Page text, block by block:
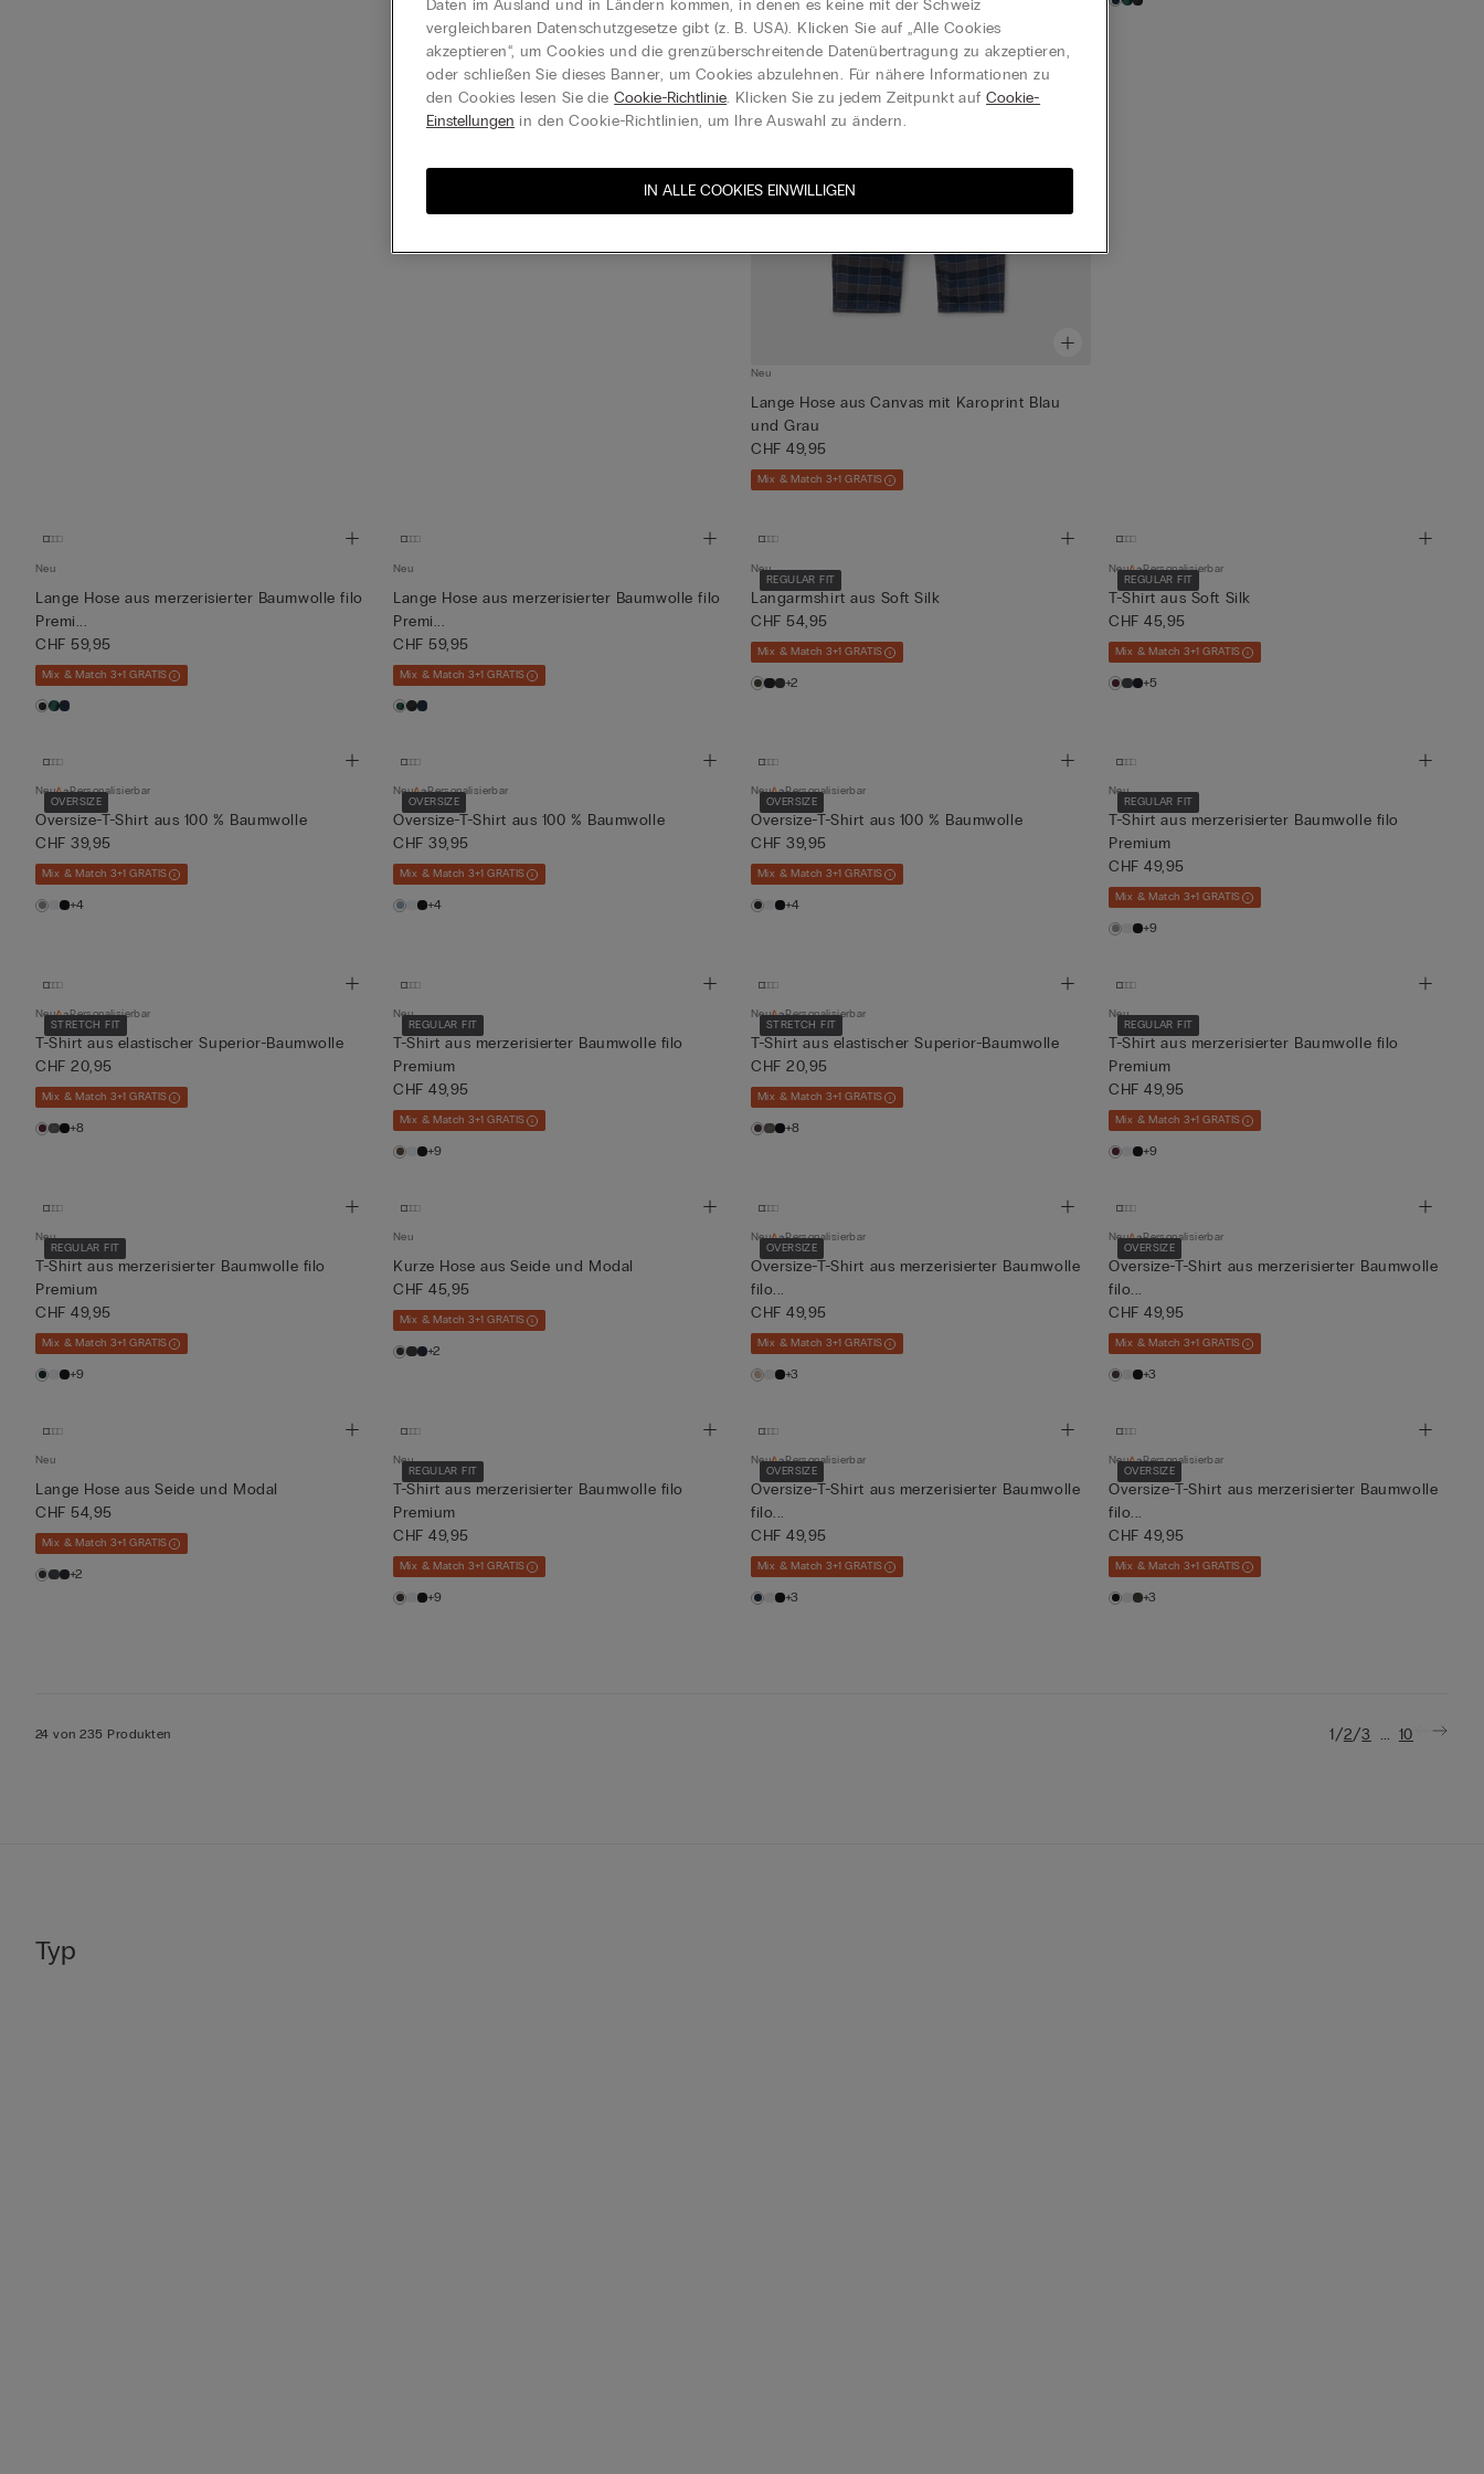
Neu
Lange Hose aus Canvas mit Karoprint Blau
und Grau
CHF 49,95
Mix & Match 3+1 GRATIS
Neu
Lange Hose aus merzerisierter Baumwolle filo
Premi...
CHF 59,95
Mix & Match 3+1 GRATIS
Neu
Lange Hose aus merzerisierter Baumwolle filo
Premi...
CHF 59,95
Mix & Match 3+1 GRATIS
REGULAR FIT
Neu
Langarmshirt aus Soft Silk
CHF 54,95
Mix & Match 3+1 GRATIS
+2
REGULAR FIT
Neu Personalisierbar
T-Shirt aus Soft Silk
CHF 45,95
Mix & Match 3+1 GRATIS
+5
OVERSIZE
Neu Personalisierbar
Oversize-T-Shirt aus 100 % Baumwolle
CHF 39,95
Mix & Match 3+1 GRATIS
+4
OVERSIZE
Neu Personalisierbar
Oversize-T-Shirt aus 100 % Baumwolle
CHF 39,95
Mix & Match 3+1 GRATIS
+4
OVERSIZE
Neu Personalisierbar
Oversize-T-Shirt aus 100 % Baumwolle
CHF 39,95
Mix & Match 3+1 GRATIS
+4
REGULAR FIT
Neu
T-Shirt aus merzerisierter Baumwolle filo
Premium
CHF 49,95
Mix & Match 3+1 GRATIS
+9
STRETCH FIT
Neu Personalisierbar
T-Shirt aus elastischer Superior-Baumwolle
CHF 20,95
Mix & Match 3+1 GRATIS
+8
REGULAR FIT
Neu
T-Shirt aus merzerisierter Baumwolle filo
Premium
CHF 49,95
Mix & Match 3+1 GRATIS
+9
STRETCH FIT
Neu Personalisierbar
T-Shirt aus elastischer Superior-Baumwolle
CHF 20,95
Mix & Match 3+1 GRATIS
+8
REGULAR FIT
Neu
T-Shirt aus merzerisierter Baumwolle filo
Premium
CHF 49,95
Mix & Match 3+1 GRATIS
+9
REGULAR FIT
Neu
T-Shirt aus merzerisierter Baumwolle filo
Premium
CHF 49,95
Mix & Match 3+1 GRATIS
+9
Neu
Kurze Hose aus Seide und Modal
CHF 45,95
Mix & Match 3+1 GRATIS
+2
OVERSIZE
Neu Personalisierbar
Oversize-T-Shirt aus merzerisierter Baumwolle
filo...
CHF 49,95
Mix & Match 3+1 GRATIS
+3
OVERSIZE
Neu Personalisierbar
Oversize-T-Shirt aus merzerisierter Baumwolle
filo...
CHF 49,95
Mix & Match 3+1 GRATIS
+3
Neu
Lange Hose aus Seide und Modal
CHF 54,95
Mix & Match 3+1 GRATIS
+2
REGULAR FIT
Neu
T-Shirt aus merzerisierter Baumwolle filo
Premium
CHF 49,95
Mix & Match 3+1 GRATIS
+9
OVERSIZE
Neu Personalisierbar
Oversize-T-Shirt aus merzerisierter Baumwolle
filo...
CHF 49,95
Mix & Match 3+1 GRATIS
+3
OVERSIZE
Neu Personalisierbar
Oversize-T-Shirt aus merzerisierter Baumwolle
filo...
CHF 49,95
Mix & Match 3+1 GRATIS
+3
24 von 235 Produkten 1/2/3 ... 10
Typ
Daten im Ausland und in Ländern kommen, in denen es keine mit der Schweiz
vergleichbaren Datenschutzgesetze gibt (z. B. USA). Klicken Sie auf „Alle Cookies
akzeptieren“, um Cookies und die grenzüberschreitende Datenübertragung zu akzeptieren,
oder schließen Sie dieses Banner, um Cookies abzulehnen. Für nähere Informationen zu
den Cookies lesen Sie dieCookie-Richtlinie. Klicken Sie zu jedem Zeitpunkt aufCookie-
Einstellungen in den Cookie-Richtlinien, um Ihre Auswahl zu ändern.
IN ALLE COOKIES EINWILLIGEN